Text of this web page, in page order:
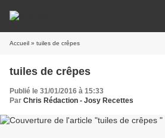
Accueil » tuiles de crêpes
tuiles de crêpes
Publié le 31/01/2016 à 15:33
Par Chris Rédaction - Josy Recettes